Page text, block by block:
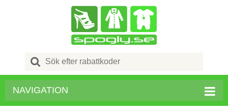
Search
for:
NAVIGATION